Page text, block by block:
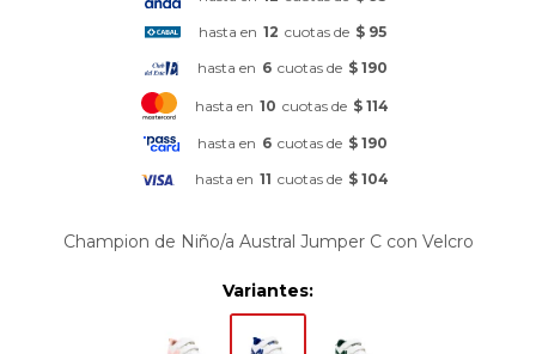
hasta en 12 cuotas de $ 95
hasta en 6 cuotas de $ 190
hasta en 10 cuotas de $ 114
hasta en 6 cuotas de $ 190
hasta en 11 cuotas de $ 104
Champion de Niño/a Austral Jumper C con Velcro
Variantes: